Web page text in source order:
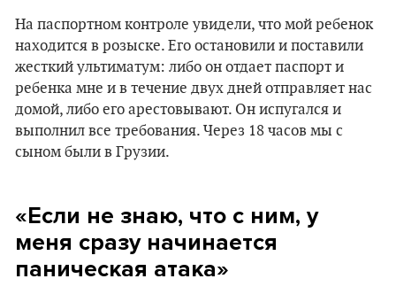
На паспортном контроле увидели, что мой ребенок
находится в розыске. Его остановили и поставили
жесткий ультиматум: либо он отдает паспорт и
ребенка мне и в течение двух дней отправляет нас
домой, либо его арестовывают. Он испугался и
выполнил все требования. Через 18 часов мы с
сыном были в Грузии.
«Если не знаю, что с ним, у
меня сразу начинается
паническая атака»